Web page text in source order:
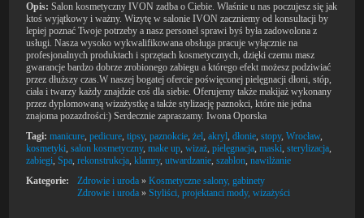
Opis: Salon kosmetyczny IVON zadba o Ciebie. Właśnie u nas poczujesz się jak
ktoś wyjątkowy i ważny. Wizytę w salonie IVON zaczniemy od konsultacji by
lepiej poznać Twoje potrzeby a nasz personel sprawi byś była zadowolona z
usługi. Nasza wysoko wykwalifikowana obsługa pracuje wyłącznie na
profesjonalnych produktach i sprzętach kosmetycznych, dzięki czemu masz
gwarancje bardzo dobrze zrobionego zabiegu a którego efekt możesz podziwiać
przez dłuższy czas.W naszej bogatej ofercie poświęconej pielęgnacji dłoni, stóp,
ciała i twarzy każdy znajdzie coś dla siebie. Oferujemy także makijaż wykonany
przez dyplomowaną wizażystkę a także stylizację paznokci, które nie jedna
znajoma pozazdrości:) Serdecznie zapraszamy. Iwona Oporska
Tagi: manicure,pedicure,tipsy,paznokcie,żel,akryl,dłonie,stopy,Wrocław,
kosmetyki,salon kosmetyczny,make up,wizaż,pielęgnacja,maski,sterylizacja,
zabiegi,Spa,rekonstrukcja,klamry,utwardzanie,szablon,nawilżanie
Kategorie:
Zdrowie i uroda »Kosmetyczne salony, gabinety
Zdrowie i uroda »Styliści, projektanci mody, wizażyści